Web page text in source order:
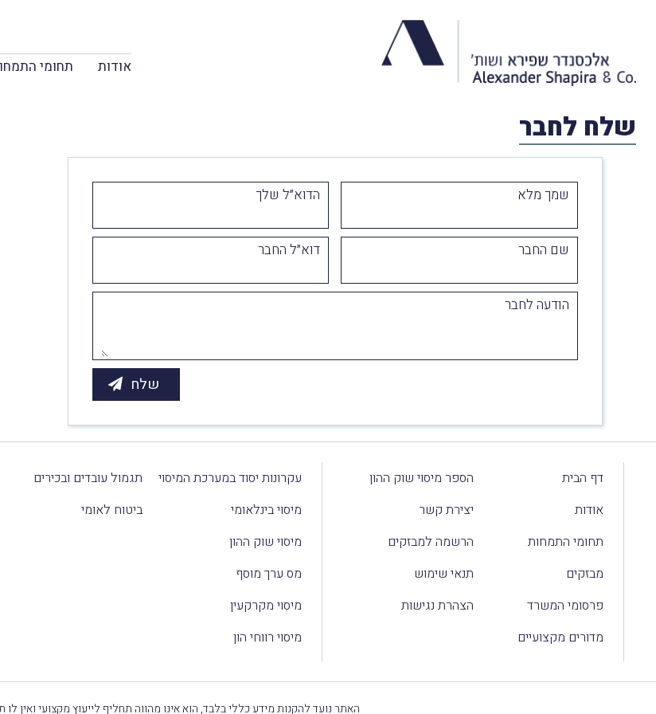
אודות תחומי
שלח לחבר
שמך מלא הדוא״ל שלך
שם החבר דוא״ל החבר
הודעה לחבר
דף הבית
אודות
תחומי התמחות
מבזקים
פרסומי המשרד
מדורים מקצועיים
הספר מיסוי שוק ההון
יצירת קשר
הרשמה למבזקים
תנאי שימוש
הצהרת נגישות
עקרונות יסוד במערכת המיסוי
מיסוי בינלאומי
מיסוי שוק ההון
מס ערך מוסף
מיסוי מקרקעין
מיסוי רווחי הון
תגמול עובדים ובכירים
ביטוח לאומי
האתר נועד להקנות מידע כללי בלבד, הוא אינו מהווה תחליף לייעוץ מקצועי ואין